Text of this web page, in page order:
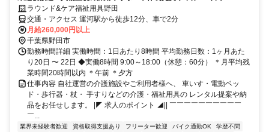
ラウンド&ケア福祉用具野田
交通・アクセス 運河駅から徒歩12分、車で2分
月給260,000円以上
千葉県野田市
勤務時間詳細 実働時間：1日あたり8時間 平均勤務日数：1ヶ月あた
り20日 〜 22日 ◆実働8時間 9:00～18:00（休憩：60分） ＊月平均残
業時間20時間以内 ＊午前 ＊夕方
仕事内容 自社運営の介護施設やご利用者様へ、 車いす・電動ベッ
ド・歩行器・杖・ 手すりなどの介護・福祉用具の レンタル提案や納
品をお任せします。 |◤ 求人のポイント ◢|| ￣￣￣￣￣￣￣￣￣￣
￣...
業界未経験者歓迎 資格取得支援あり フリーター歓迎 バイク通勤OK
学歴不問